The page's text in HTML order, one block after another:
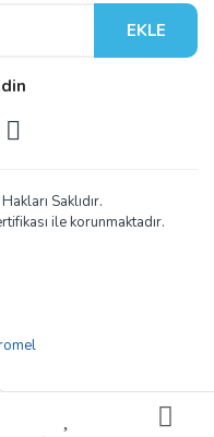
EKLE
Saklıdır.
ile korunmaktadır.